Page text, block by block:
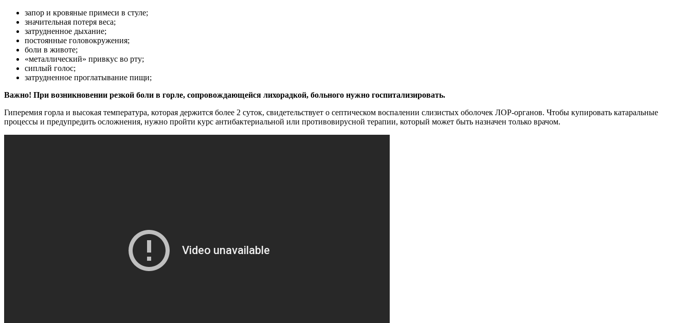
запор и кровяные примеси в стуле;
значительная потеря веса;
затрудненное дыхание;
постоянные головокружения;
боли в животе;
«металлический» привкус во рту;
сиплый голос;
затрудненное проглатывание пищи;
Важно! При возникновении резкой боли в горле, сопровождающейся лихорадкой, больного нужно госпитализировать.
Гиперемия горла и высокая температура, которая держится более 2 суток, свидетельствует о септическом воспалении слизистых оболочек ЛОР-органов. Чтобы купировать катаральные
процессы и предупредить осложнения, нужно пройти курс антибактериальной или противовирусной терапии, который может быть назначен только врачом.